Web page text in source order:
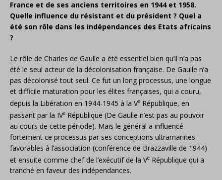
France et de ses anciens territoires en 1944 et 1958.
Quelle influence du résistant et du président ? Quel a
été son rôle dans les indépendances des Etats africains
?
Le rôle de Charles de Gaulle a été essentiel bien qu’il n’a pas
été le seul acteur de la décolonisation française. De Gaulle n’a
pas décolonisé tout seul. Ce fut un long processus, une longue
et difficile maturation pour les élites françaises, qui a couru,
depuis la Libération en 1944-1945 à la Ve République, en
passant par la IVe République (De Gaulle n’est pas au pouvoir
au cours de cette période). Mais le général a influencé
fortement ce processus par ses conceptions ultramarines
favorables à l’association (conférence de Brazzaville de 1944)
et ensuite comme chef de l’exécutif de la Ve République qui a
tranché en faveur des indépendances.